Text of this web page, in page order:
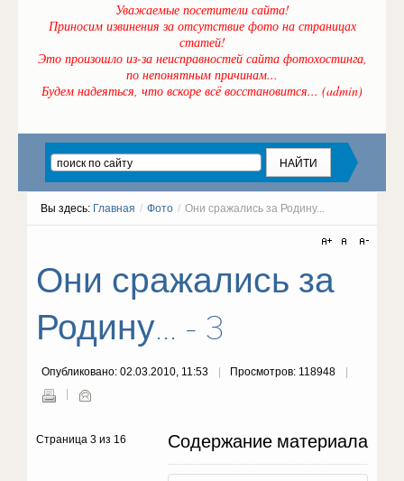
Уважаемые посетители сайта!
Приносим извинения за отсутствие фото на страницах
статей!
Это произошло из-за неисправностей сайта фотохостинга,
по непонятным причинам...
Будем надеяться, что вскоре всё восстановится... (admin)
Вы здесь: Главная / Фото / Они сражались за Родину...
Они сражались за
Родину... - 3
Опубликовано: 02.03.2010, 11:53 Просмотров: 118948
Содержание материала
Страница 3 из 16